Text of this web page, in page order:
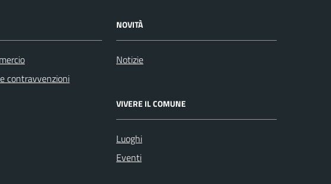
contravvenzioni
NOVITÀ
Notizie
VIVERE IL COMUNE
Luoghi
Eventi